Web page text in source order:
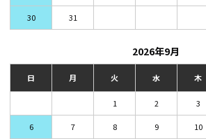
30 31
2026年9月
日 月 火 水 木
1 2 3
6 7 8 9 10